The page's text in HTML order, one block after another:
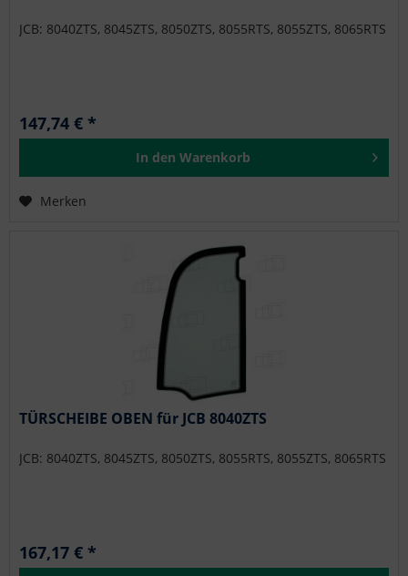
JCB: 8040ZTS, 8045ZTS, 8050ZTS, 8055RTS, 8055ZTS, 8065RTS
147,74 € *
In den Warenkorb
Merken
TÜRSCHEIBE OBEN für JCB 8040ZTS
JCB: 8040ZTS, 8045ZTS, 8050ZTS, 8055RTS, 8055ZTS, 8065RTS
167,17 € *